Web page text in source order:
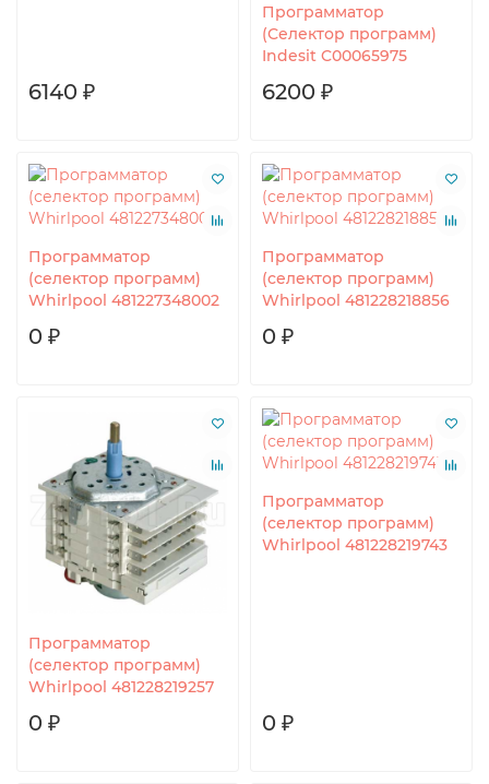
6140 ₽
Программатор
(Селектор программ)
Indesit C00065975
6200 ₽
Программатор
(селектор программ)
Whirlpool 481227348002
0 ₽
Программатор
(селектор программ)
Whirlpool 481228218856
0 ₽
Программатор
(селектор программ)
Whirlpool 481228219257
0 ₽
Программатор
(селектор программ)
Whirlpool 481228219743
0 ₽